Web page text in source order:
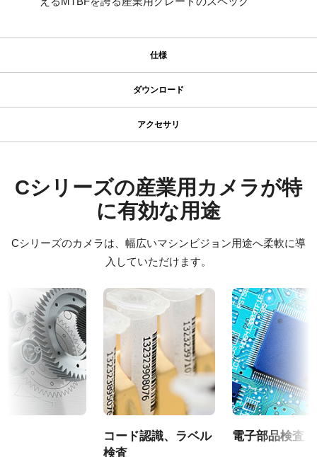
仕様
型番
カメラタイプ
エリアスキャン
モノクロ
0.8 MP
規格 横x縦
1024 x 768 px
フレームレート/ラインレート
ダウンロード
JAI SDK and Control Tool 32bit (最新版)
JAI SDK and Control Tool 64bit (最新版)
JAI SDK and Control Tool スタートガイド
JAI SDK and Control Tool リリースノート
証明書類
CE Certificate – CM-080GE
その他
CAD file - C Series GE cameras
カメラセレクションガイド（総合カタログ）
アクセサリ
055シリーズ
JAIカメラ専用 ACアダプタ VA-055シリーズ
ご注文の際にはBもしくはFをご指定ください。
定格出力電流：3A
入力電源電圧：AC100V-240V (1次側ケーブルは100V専用)
電源周波数： 50/60Hz
動作温度：-10～+50℃
動作湿度：20％～85％（但し結露なきこと）
外形寸法：43(W) ｘ 30(H) ｘ 112（D)mm （突起部除く）
質量：285g/277g ケーブル長：2.0m
出力コネクタB / F（型番）
B ( VA-055 B )：12pin仕様
Cシリーズの産業用カメラが特
に有効な用途
Cシリーズのカメラは、幅広いマシンビジョン用途へ柔軟に導
入していただけます。
コード認識、ラベル
検査
電子部品検査